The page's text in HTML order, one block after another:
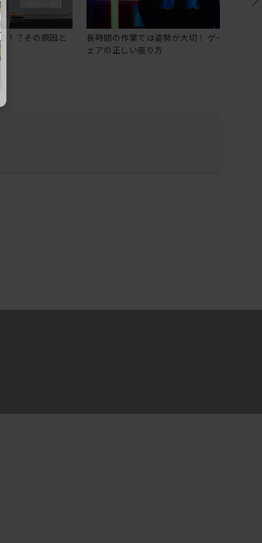
！？その原因と
長時間の作業では姿勢が大切！ ゲーミングチ
ェアの正しい座り方